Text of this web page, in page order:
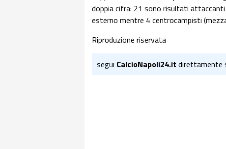
doppia cifra: 21 sono risultati
esterno mentre 4 centrocampisti
Riproduzione riservata
segui CalcioNapoli24.it direttamente